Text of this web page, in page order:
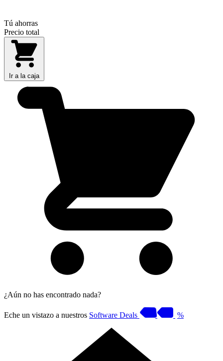
Tú ahorras
Precio total
Ir a la caja
¿Aún no has encontrado nada?
Eche un vistazo a nuestros Software Deals %